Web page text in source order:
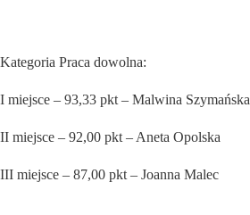
Kategoria Praca dowolna:
I miejsce – 93,33 pkt – Malwina Szymańska
II miejsce – 92,00 pkt – Aneta Opolska
III miejsce – 87,00 pkt – Joanna Malec